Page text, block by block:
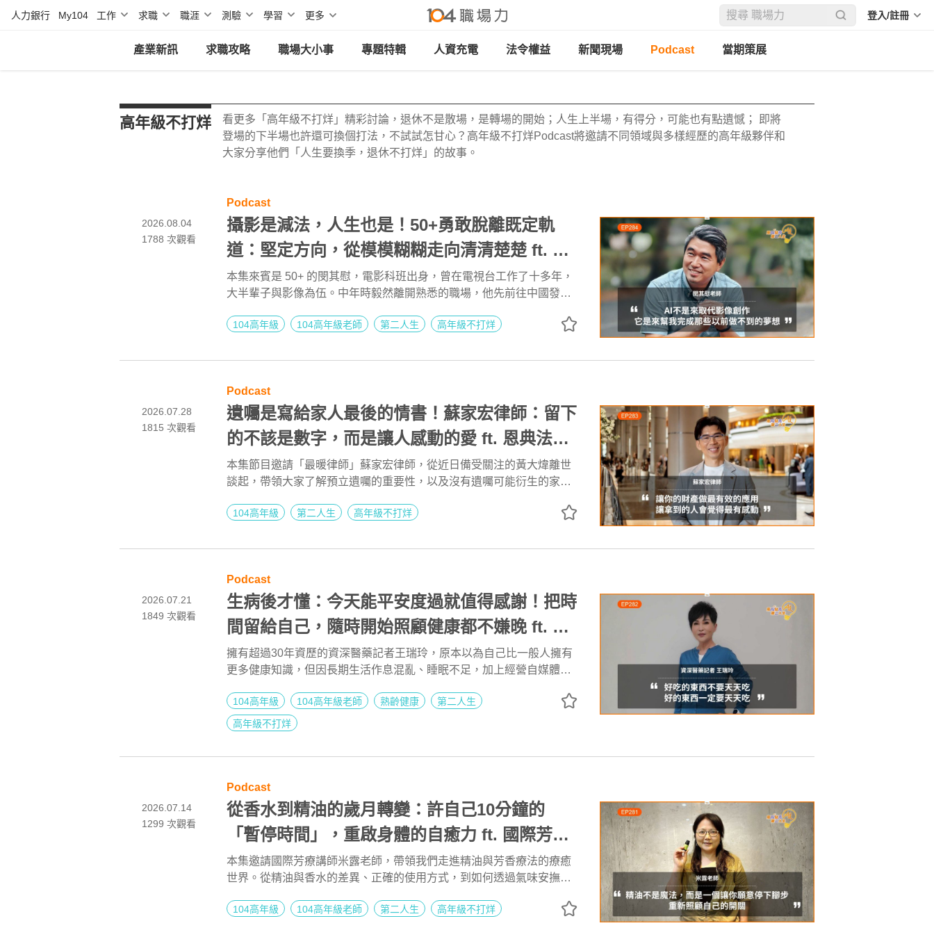
人力銀行 My104 工作 求職 職涯 測驗 學習 更多 登入/註冊
產業新訊 求職攻略 職場大小事 專題特輯 人資充電 法令權益 新聞現場 Podcast 當期策展
高年級不打烊
看更多「高年級不打烊」精彩討論，退休不是散場，是轉場的開始；人生上半場，有得分，可能也有點遺憾； 即將
登場的下半場也許還可換個打法，不試試怎甘心？高年級不打烊Podcast將邀請不同領域與多樣經歷的高年級夥伴和
大家分享他們「人生要換季，退休不打烊」的故事。
2026.08.04
1788 次觀看
Podcast
攝影是減法，人生也是！50+勇敢脫離既定軌
道：堅定方向，從模模糊糊走向清清楚楚 ft. 閔
其慰老師 | 高年級不打烊 x 用 AI 點亮第二人生
EP284
本集來賓是 50+ 的閔其慰，電影科班出身，曾在電視台工作了十多年，
大半輩子與影像為伍。中年時毅然離開熟悉的職場，他先前往中國發
悉的電視圈，但他沒有。 洞察到高齡社會帶來的新需求與機會，他決定
再一路轉型至「手機攝影」，將過去的專業與時代趨勢完美結合，成功
104高年級 104高年級老師 第二人生 高年級不打烊
2026.07.28
1815 次觀看
Podcast
遺囑是寫給家人最後的情書！蘇家宏律師：留下
的不該是數字，而是讓人感動的愛 ft. 恩典法律
事務所創辦人 蘇家宏律師 | 高年級不打烊 x 用
AI 點亮第二人生 EP283
本集節目邀請「最暖律師」蘇家宏律師，從近日備受關注的黃大煒離世
談起，帶領大家了解預立遺囑的重要性，以及沒有遺囑可能衍生的家庭
意為何？為什麼在實務上經常成為家人爭議的來源？未來可能朝什麼方
104高年級 第二人生 高年級不打烊
2026.07.21
1849 次觀看
Podcast
生病後才懂：今天能平安度過就值得感謝！把時
間留給自己，隨時開始照顧健康都不嫌晚 ft. 資
深醫藥記者王瑞玲 | 高年級不打烊 x 用 AI 點亮
第二人生 EP282
擁有超過30年資歷的資深醫藥記者王瑞玲，原本以為自己比一般人擁有
更多健康知識，但因長期生活作息混亂、睡眠不足，加上經營自媒體的
言，過去總是忙著規劃明天、下個月、甚至下一年，但經歷生死關頭後
才明白：今天能平安度過，就已經很值得感謝。
104高年級 104高年級老師 熟齡健康
第二人生
高年級不打烊
2026.07.14
1299 次觀看
Podcast
從香水到精油的歲月轉變：許自己10分鐘的
「暫停時間」，重啟身體的自癒力 ft. 國際芳療
講師米露 | 高年級不打烊 x 用 AI 點亮第二人生
EP281
本集邀請國際芳療講師米露老師，帶領我們走進精油與芳香療法的療癒
世界。從精油與香水的差異、正確的使用方式，到如何透過氣味安撫情
讓我們看見芳療不只是「香香的」，更是一種照顧自己的生活智慧。
104高年級 104高年級老師 第二人生 高年級不打烊